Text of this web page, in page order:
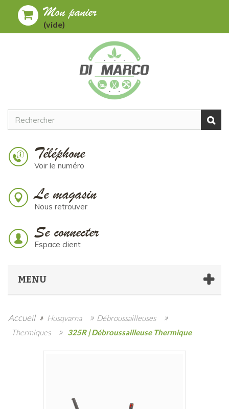
Mon panier
(vide)
Téléphone
Voir le numéro
Le magasin
Nous retrouver
Se connecter
Espace client
MENU
Accueil » Husqvarna » Débroussailleuses »
Thermiques » 325R | Débroussailleuse Thermique